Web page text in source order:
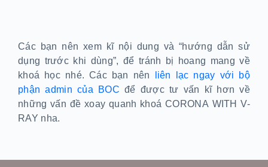
Các bạn nên xem kĩ nội dung và “hướng dẫn sử
dụng trước khi dùng”, để tránh bị hoang mang về
khoá học nhé. Các bạn nên
liên lạc ngay với bộ
phận admin của BOC để được tư vấn kĩ hơn về
những vấn đề xoay quanh khoá CORONA WITH V-
RAY nha.